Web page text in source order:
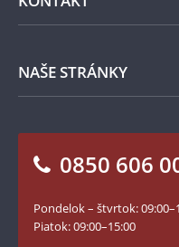
100. výročie vzniku
Ochrana osobných
Numizmatické novinky
Napíšte nám
NAŠE STRÁNKY
Blog Pokladnica mincí
Facebook Národnej
YouTube Národnej
0850 606
Pondelok – štvrtok:
Piatok: 09:00–15:00